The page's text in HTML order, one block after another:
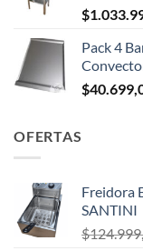
$
Pack 4
$
OFERTAS
Freidora
SANTINI
$